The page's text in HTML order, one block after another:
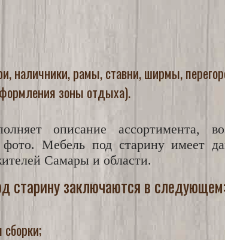
наличники, рамы, ставни, ширмы,
зоны отдыха).
описание ассортимента,
Мебель под старину имеет
Самары и области.
старину заключаются в следующем: